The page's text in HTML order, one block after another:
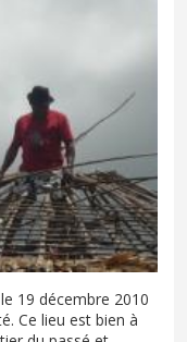
19 décembre 2010
Ce lieu est bien à